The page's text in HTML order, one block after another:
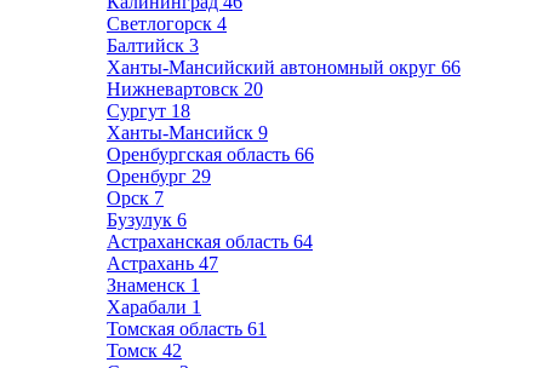
Светлогорск 4
Балтийск 3
Ханты-Мансийский автономный округ 66
Нижневартовск 20
Сургут 18
Ханты-Мансийск 9
Оренбургская область 66
Оренбург 29
Орск 7
Бузулук 6
Астраханская область 64
Астрахань 47
Знаменск 1
Харабали 1
Томская область 61
Томск 42